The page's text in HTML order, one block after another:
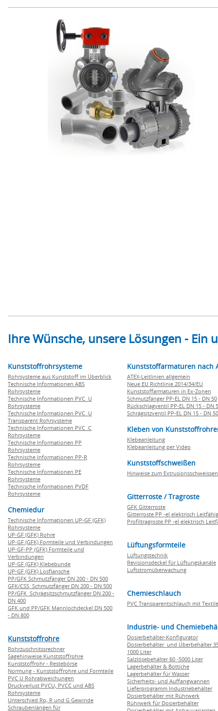
Ihre Wünsche, unsere Lösungen -
Kunststoffrohrsysteme
Rohrsysteme aus Kunststoff im Überblick
Technische Informationen ABS
Rohrsysteme
Technische Informationen PVC U
Rohrsysteme
Technische Informationen PVC U
Transparent Rohrsysteme
Technische Informationen PVC C
Rohrsysteme
Technische Informationen PP
Rohrsysteme
Technische Informationen PP-R
Rohrsysteme
Technische Informationen PE
Rohrsysteme
Technische Informationen PVDF
Rohrsysteme
Chemiedur
Technische Informationen UP-GF (GFK)
Rohrsysteme
UP-GF (GFK) Rohre
UP-GF (GFK) Formteile und Verbindungen
UP-GF-PP (GFK) Formteile und
Verbindungen
UP-GF (GFK) Klebebunde
UP-GF (GFK) Losflansche
PP/GFK Schmutzfänger DN 200 - DN 500
GFK/CSS Schmutzfänger DN 200 - DN 500
PP/GFK Schrägsitzschmutzfänger DN 200 -
DN 400
GFK und PP/GFK Mannlochdeckel DN 500
- DN 800
Kunststoffrohre
Rohrzuschnitssrechner
Sägehinweise Kunststoffrohre
Kunststoffrohr - Restebörse
Normung - Kunststoffrohre und Formteile
PVC U Rohrabweichungen
Druckverlust PVCU, PVCC und ABS
Rohrsysteme
Unterschied Rp, R und G Gewinde
Schraubenlängen für
Kunststoffarmaturen nach
ATEX-Leitlinien allgemein
Neue EU Richtlinie 2014/34/EU
Kunststoffarmaturen in Ex-Zonen
Schmutzfänger PP-EL DN 15 - DN 50
Rückschlagventil PP-EL DN 15 - DN
Schrägsitzventil PP-EL DN 15 - DN 50
Kleben von
Klebeanleitung
Klebeanleitung per Video
Kunststoffschweißen
Hinweise zum Extrusionsschweissen
Gitterroste / Tragroste
GFK Gitterroste
Gitterroste PP -el elektrisch Leitfähig
Profiltragroste PP -el elektrisch
Lüftungsformteile
Lüftungstechnik
Revisionsdeckel für Lüftungskanäle
Luftstromüberwachung
Chemieschlauch
PVC Transparentschlauch mit
Industrie- und
Dosierbehälter-Konfigurator
Dosierbehälter und Überbehälter
1000 Liter
Salzlösebehälter 60 -5000 Liter
Lagerbehälter & Bottiche
Lagerbehälter für Wasser
Sicherheits- und Auffangwannen
Lieferprogramm Industriebehälter
Dosierbehälter mit Rührwerk
Rührwerk für Dosierbehälter